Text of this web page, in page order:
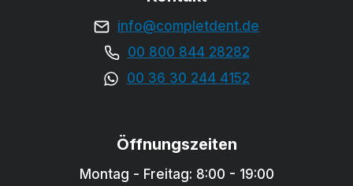
info@completdent.de
00 800 844 28282
00 36 30 244 4152
Öffnungszeiten
Montag - Freitag: 8:00 - 19:00